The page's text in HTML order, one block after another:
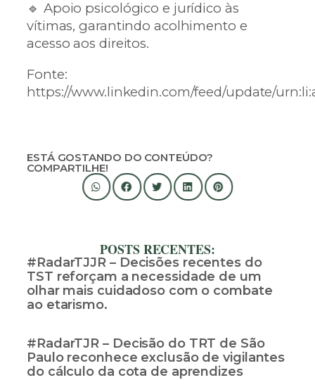
🔹 Apoio psicológico e jurídico às
vítimas, garantindo acolhimento e
acesso aos direitos.
Fonte:
https://www.linkedin.com/feed/update/
ESTÁ GOSTANDO DO CONTEÚDO?
COMPARTILHE!
POSTS RECENTES:
#RadarTJJR – Decisões recentes do
TST reforçam a necessidade de um
olhar mais cuidadoso com o combate
ao etarismo.
#RadarTJR – Decisão do TRT de São
Paulo reconhece exclusão de vigilantes
do cálculo da cota de aprendizes